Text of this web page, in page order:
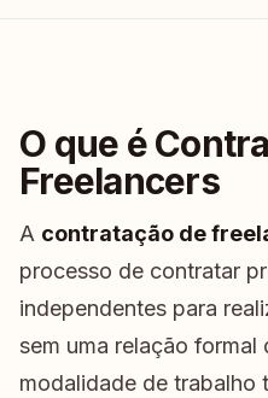
O que é
Freelancers
A contratação de
processo de contratar
independentes para
sem uma relação formal
modalidade de trabalho